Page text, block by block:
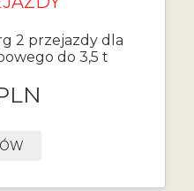
2 przejazdy dla
do 3,5 t